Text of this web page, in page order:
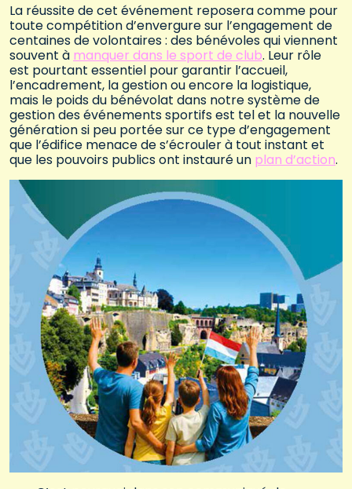
La réussite de cet événement reposera comme pour
toute compétition d’envergure sur l’engagement de
centaines de volontaires : des bénévoles qui viennent
souvent à manquer dans le sport de club. Leur rôle
est pourtant essentiel pour garantir l’accueil,
l’encadrement, la gestion ou encore la logistique,
mais le poids du bénévolat dans notre système de
gestion des événements sportifs est tel et la nouvelle
génération si peu portée sur ce type d’engagement
que l’édifice menace de s’écrouler à tout instant et
que les pouvoirs publics ont instauré un plan d’action.